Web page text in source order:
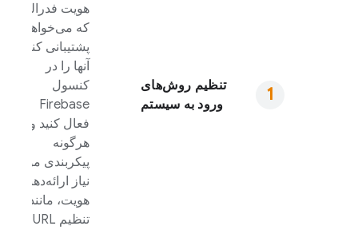
تنظیم روش‌های
ورود به سیستم
هویت فدرالی
که می‌خواهید
پشتیبانی کنید،
آنها را در
کنسول
Firebase
فعال کنید و
هرگونه
پیکربندی مورد
نیاز ارائه‌دهنده
هویت، مانند
تنظیم URL